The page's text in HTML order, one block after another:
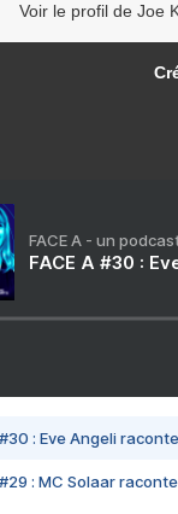
Voir le profil de Joe
FACE A - un
FACE A #30 :
#30 : Eve Angeli
#29 : MC Solaar